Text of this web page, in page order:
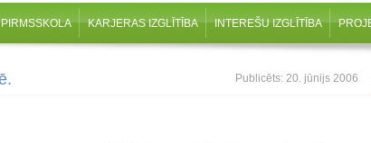
PIRMSSKOLA KARJERAS IZGLĪTĪBA INTEREŠU IZGLĪTĪBA
Publicēts: 20. jūnijs 2006
skolotāji ir piedalījušies visās, gūstot atzīstamus rezultātus.